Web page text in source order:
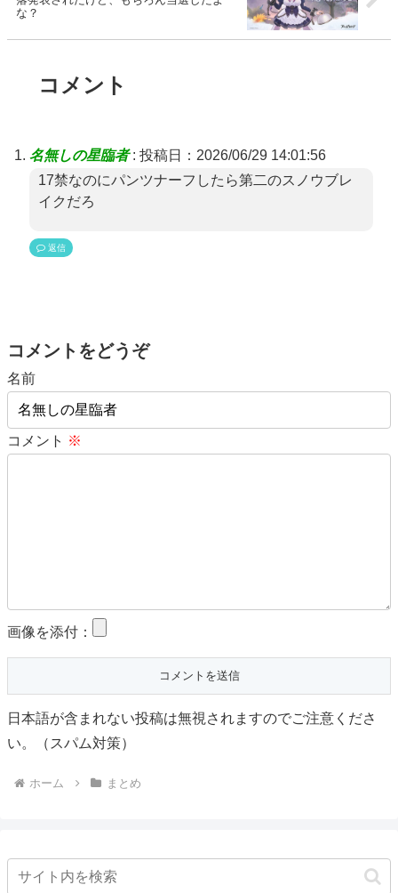
な？
コメント
名無しの星臨者: 投稿日：2026/06/29 14:01:56
17禁なのにパンツナーフしたら第二のスノウブレ
イクだろ
返信
コメントをどうぞ
名前
コメント ※
画像を添付：
日本語が含まれない投稿は無視されますのでご注意くださ
い。（スパム対策）
ホーム まとめ